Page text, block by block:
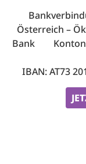
Österreich –
Bank
IBAN: AT73